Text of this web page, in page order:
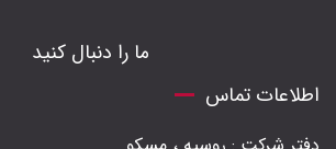
ما را دنبال کنید
اطلاعات تماس